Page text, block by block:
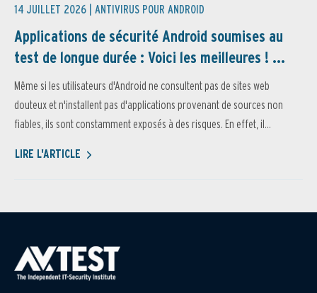
14 JUILLET 2026 | ANTIVIRUS POUR ANDROID
Applications de sécurité Android soumises au
test de longue durée : Voici les meilleures ! ...
Même si les utilisateurs d'Android ne consultent pas de sites web
douteux et n'installent pas d'applications provenant de sources non
fiables, ils sont constamment exposés à des risques. En effet, il...
LIRE L'ARTICLE